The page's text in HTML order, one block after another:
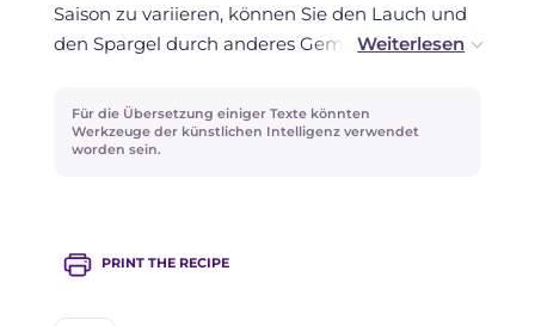
Ein Einfrieren wird nicht empfohlen.
Saison zu variieren, können Sie den Lauch und
den Spargel durch anderes Gemüse Ihrer Wahl
Paprika und Auberginen verwenden, im Herbst
Pilze und Rosenkohl, während im Winter
Für die Übersetzung einiger Texte könnten
Werkzeuge der künstlichen Intelligenz verwendet
worden sein.
PRINT THE RECIPE